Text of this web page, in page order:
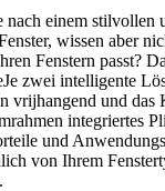
nach einem stilvollen
wissen aber
Fenstern passt?
zwei intelligente
vrijhangend und das
integriertes
und
von Ihrem